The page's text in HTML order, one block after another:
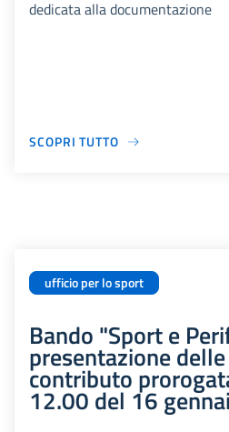
dedicata alla documentazione
SCOPRI TUTTO
ufficio per lo sport
Bando "Sport e
presentazione
contributo
12.00 del 16